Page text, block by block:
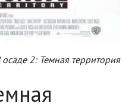
2: Темная территория